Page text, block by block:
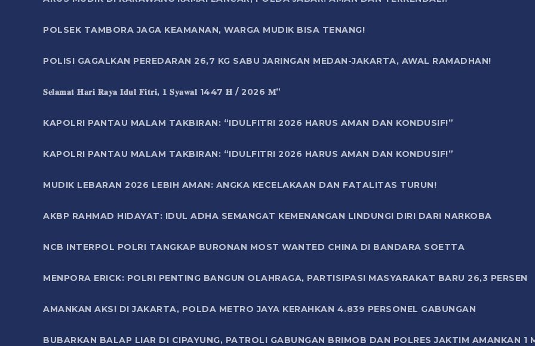
POLSEK TAMBORA JAGA KEAMANAN, WARGA MUDIK BISA TENANG!
POLISI GAGALKAN PEREDARAN 26,7 KG SABU JARINGAN MEDAN-JAKARTA, AWAL RAMADHAN!
𝐒𝐞𝐥𝐚𝐦𝐚𝐭 𝐇𝐚𝐫𝐢 𝐑𝐚𝐲𝐚 𝐈𝐝𝐮𝐥 𝐅𝐢𝐭𝐫𝐢, 𝟏 𝐒𝐲𝐚𝐰𝐚𝐥 1447 𝐇 / 2026 𝐌”
KAPOLRI PANTAU MALAM TAKBIRAN: “IDULFITRI 2026 HARUS AMAN DAN KONDUSIF!”
KAPOLRI PANTAU MALAM TAKBIRAN: “IDULFITRI 2026 HARUS AMAN DAN KONDUSIF!”
MUDIK LEBARAN 2026 LEBIH AMAN: ANGKA KECELAKAAN DAN FATALITAS TURUN!
AKBP RAHMAD HIDAYAT: IDUL ADHA SEMANGAT KEMENANGAN LINDUNGI DIRI DARI NARKOBA
NCB INTERPOL POLRI TANGKAP BURONAN MOST WANTED CHINA DI BANDARA SOETTA
MENPORA ERICK: POLRI PENTING BANGUN OLAHRAGA, PARTISIPASI MASYARAKAT BARU 26,3 PERSEN
AMANKAN AKSI DI JAKARTA, POLDA METRO JAYA KERAHKAN 4.839 PERSONEL GABUNGAN
BUBARKAN BALAP LIAR DI CIPAYUNG, PATROLI GABUNGAN BRIMOB DAN POLRES JAKTIM AMANKAN 1